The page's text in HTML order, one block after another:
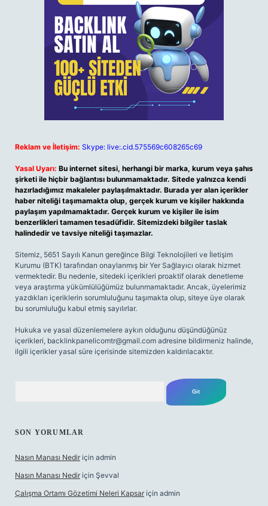
Reklam ve İletişim: Skype: live:.cid.575569c608265c69
Yasal Uyarı: Bu internet sitesi, herhangi bir marka, kurum veya şahıs
şirketi ile hiçbir bağlantısı bulunmamaktadır. Sitede yalnızca kendi
hazırladığımız makaleler paylaşılmaktadır. Burada yer alan içerikler
haber niteliği taşımamakta olup, gerçek kurum ve kişiler hakkında
paylaşım yapılmamaktadır. Gerçek kurum ve kişiler ile isim
benzerlikleri tamamen tesadüfidir. Sitemizdeki bilgiler taslak
halindedir ve tavsiye niteliği taşımazlar.
Sitemiz, 5651 Sayılı Kanun gereğince Bilgi Teknolojileri ve İletişim
Kurumu (BTK) tarafından onaylanmış bir Yer Sağlayıcı olarak hizmet
vermektedir. Bu nedenle, sitedeki içerikleri proaktif olarak denetleme
veya araştırma yükümlülüğümüz bulunmamaktadır. Ancak, üyelerimiz
yazdıkları içeriklerin sorumluluğunu taşımakta olup, siteye üye olarak
bu sorumluluğu kabul etmiş sayılırlar.
Hukuka ve yasal düzenlemelere aykırı olduğunu düşündüğünüz
içerikleri, backlinkpanelicomtr@gmail.com adresine bildirmeniz halinde,
ilgili içerikler yasal süre içerisinde sitemizden kaldırılacaktır.
SON YORUMLAR
Nasın Manası Nedir için admin
Nasın Manası Nedir için Şevval
Çalışma Ortamı Gözetimi Neleri Kapsar için admin